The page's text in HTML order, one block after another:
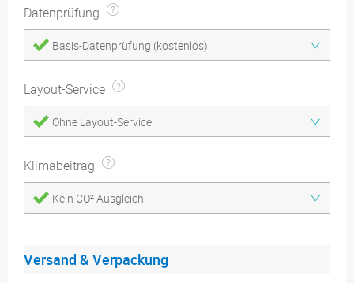
Datenprüfung
Basis-Datenprüfung (kostenlos)
Layout-Service
Ohne Layout-Service
Klimabeitrag
Kein CO² Ausgleich
Versand & Verpackung